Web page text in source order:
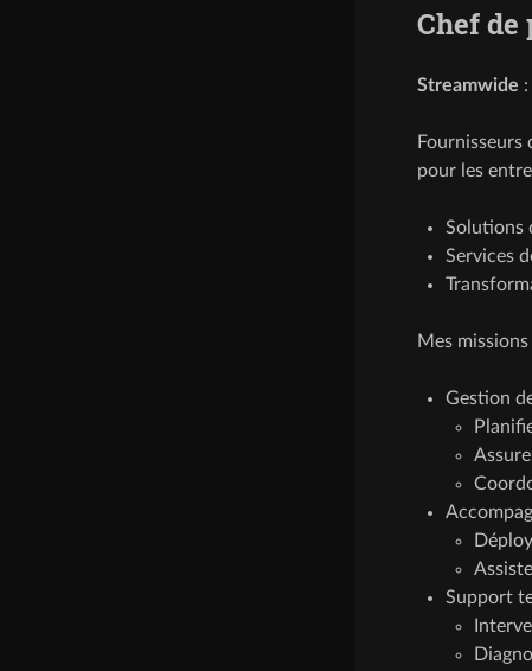
Chef
Streamwide :
pour les
Solutions
Services
Mes
Gestion
Support